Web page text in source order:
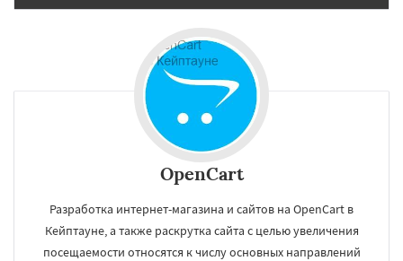
OpenCart
Разработка интернет-магазина и сайтов на OpenCart в
Кейптауне, а также раскрутка сайта с целью увеличения
посещаемости относятся к числу основных направлений